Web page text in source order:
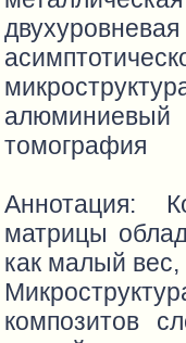
томография
Аннотация:
матрицы
как малый вес,
композитов